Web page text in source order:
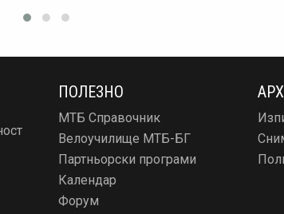
ПОЛЕЗНО
МТБ Справочник
Велоучилище МТБ-БГ
Партньорски програми
Календар
Форум